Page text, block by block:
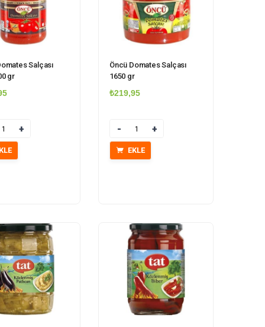
Salçası
gr
Öncü Domates Salçası
1650 gr
₺219,95
Miktar
EKLE